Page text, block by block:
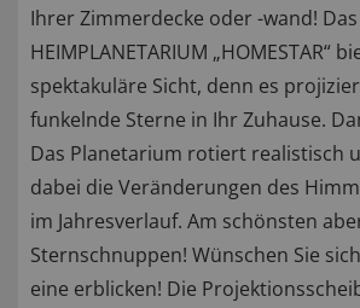
Ihrer Zimmerdecke oder -wand! Das
HEIMPLANETARIUM „HOMESTAR“
spektakuläre Sicht, denn es
funkelnde Sterne in Ihr Zuhause.
Das Planetarium rotiert realistisch
dabei die Veränderungen des
im Jahresverlauf. Am schönsten
Sternschnuppen! Wünschen Sie
eine erblicken! Die